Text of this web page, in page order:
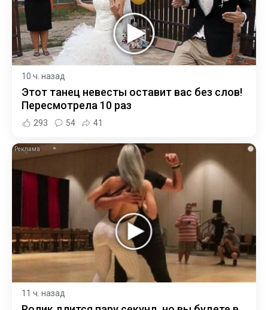
10 ч. назад
Этот танец невесты оставит вас без слов!
Пересмотрела 10 раз
293 54 41
i
11 ч. назад